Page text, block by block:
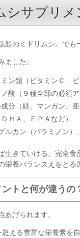
シサプリメ
題のミドリムシ。で
ました。
ン類（ビタミンＣ、
酸（９種全部の必須ア
分（鉄、マンガン、亜
ＨＡ、ＥＰＡなど）
ルカン（パラミノン）
きていける、完全食
栄養バランスえをとる
トと何が違うの
あげられます。
える豊富な栄養素を